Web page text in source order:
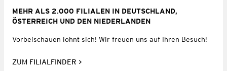
MEHR ALS 2.000 FILIALEN IN DEUTSCHLAND,
ÖSTERREICH UND DEN NIEDERLANDEN
Vorbeischauen lohnt sich! Wir freuen uns auf Ihren Besuch!
ZUM FILIALFINDER